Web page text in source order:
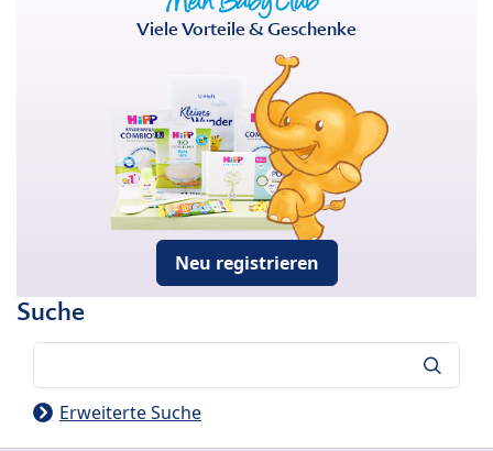
Viele Vorteile & Geschenke
Neu registrieren
Suche
Erweiterte Suche